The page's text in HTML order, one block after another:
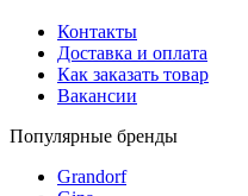
Контакты
Доставка и оплата
Как заказать товар
Вакансии
Популярные бренды
Grandorf